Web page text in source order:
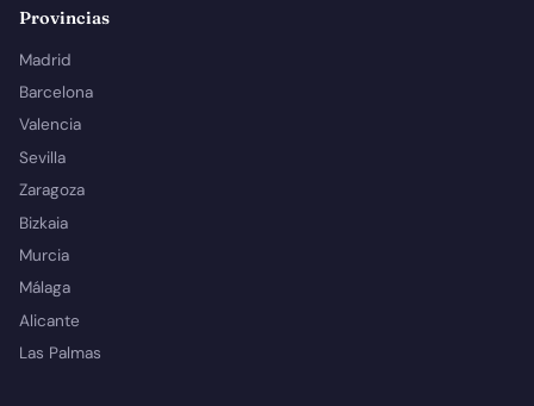
Provincias
Madrid
Barcelona
Valencia
Sevilla
Zaragoza
Bizkaia
Murcia
Málaga
Alicante
Las Palmas